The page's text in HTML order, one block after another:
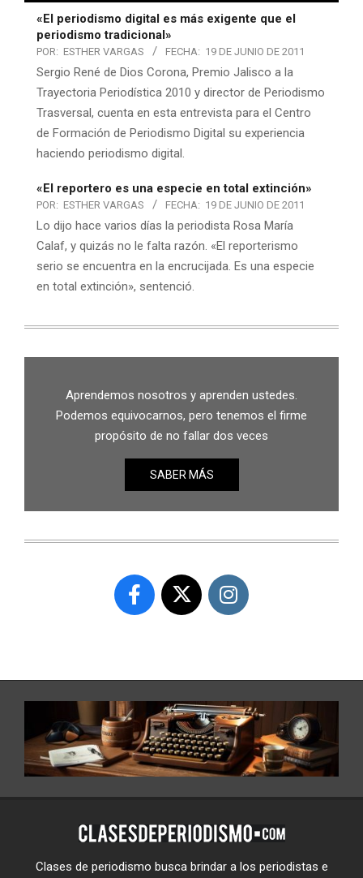
«El periodismo digital es más exigente que el
periodismo tradicional»
POR: ESTHER VARGAS FECHA: 19 DE JUNIO DE 2011
Sergio René de Dios Corona, Premio Jalisco a la
Trayectoria Periodística 2010 y director de Periodismo
Trasversal, cuenta en esta entrevista para el Centro
de Formación de Periodismo Digital su experiencia
haciendo periodismo digital.
«El reportero es una especie en total extinción»
POR: ESTHER VARGAS FECHA: 19 DE JUNIO DE 2011
Lo dijo hace varios días la periodista Rosa María
Calaf, y quizás no le falta razón. «El reporterismo
serio se encuentra en la encrucijada. Es una especie
en total extinción», sentenció.
Aprendemos nosotros y aprenden ustedes.
Podemos equivocarnos, pero tenemos el firme
propósito de no fallar dos veces
SABER MÁS
Clases de periodismo busca brindar a los periodistas e